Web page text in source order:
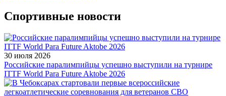
Спортивные новости
30 июля 2026
Российские паралимпийцы успешно выступили на турнире
ITTF World Para Future Aktobe 2026